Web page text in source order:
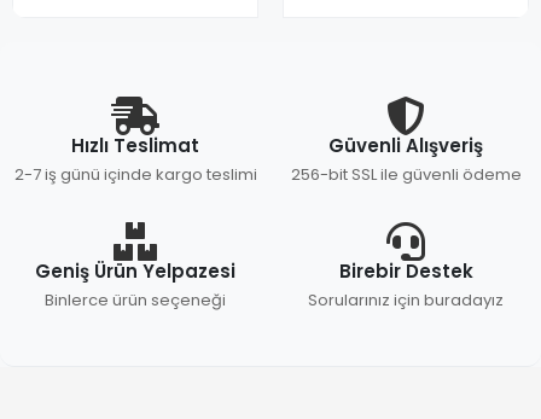
Hızlı Teslimat
2-7 iş günü içinde kargo teslimi
Güvenli Alışveriş
256-bit SSL ile güvenli ödeme
Geniş Ürün Yelpazesi
Binlerce ürün seçeneği
Birebir Destek
Sorularınız için buradayız